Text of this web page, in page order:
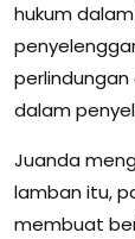
hukum
dalam
Juanda
lamban itu,
membuat